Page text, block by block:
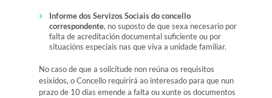
Informe dos Servizos Sociais do concello
correspondente, no suposto de que sexa necesario por
falta de acreditación documental suficiente ou por
situacións especiais nas que viva a unidade familiar.
No caso de que a solicitude non reúna os requisitos
esixidos, o Concello requirirá ao interesado para que nun
prazo de 10 días emende a falta ou xunte os documentos